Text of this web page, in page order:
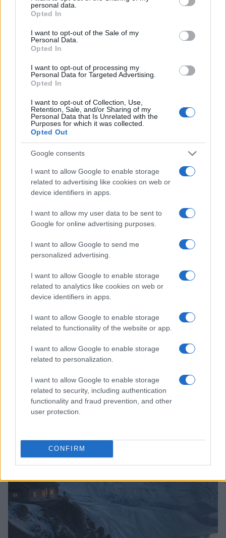
grant or deny consent to Google and its third-party tags to
use your data for below specified purposes in below Google
consent section.
personal data.
Opted In
I want to opt-out of the Sale of my
Personal Data.
Opted In
I want to opt-out of processing my
Personal Data for Targeted Advertising.
Opted In
I want to opt-out of Collection, Use,
Retention, Sale, and/or Sharing of my
Personal Data that Is Unrelated with the
Purposes for which it was collected.
Opted Out
Google consents
I want to allow Google to enable storage
related to advertising like cookies on web or
device identifiers in apps.
I want to allow my user data to be sent to
Google for online advertising purposes.
I want to allow Google to send me
personalized advertising.
I want to allow Google to enable storage
related to analytics like cookies on web or
device identifiers in apps.
I want to allow Google to enable storage
related to functionality of the website or app.
I want to allow Google to enable storage
related to personalization.
I want to allow Google to enable storage
related to security, including authentication
functionality and fraud prevention, and other
user protection.
CONFIRM
Continua a leggere
Come padroneggiare la bandeja nel padel: consigli e
ALTRI SPORT